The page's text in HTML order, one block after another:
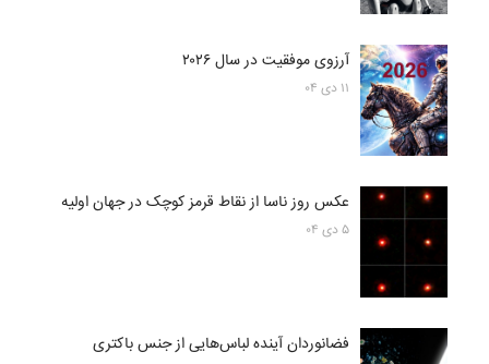
آرزوی موفقیت در سال ۲۰۲۶
۱۱ دی ۰۴
عکس روز ناسا از نقاط قرمز کوچک در جهان اولیه
۵ دی ۰۴
فضانوردان آینده لباس‌هایی از جنس باکتری